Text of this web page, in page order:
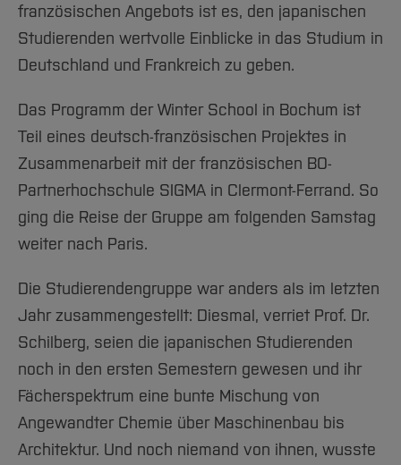
französischen Angebots ist es, den japanischen
Studierenden wertvolle Einblicke in das Studium in
Deutschland und Frankreich zu geben.
Das Programm der Winter School in Bochum ist
Teil eines deutsch-französischen Projektes in
Zusammenarbeit mit der französischen BO-
Partnerhochschule SIGMA in Clermont-Ferrand. So
ging die Reise der Gruppe am folgenden Samstag
weiter nach Paris.
Die Studierendengruppe war anders als im letzten
Jahr zusammengestellt: Diesmal, verriet Prof. Dr.
Schilberg, seien die japanischen Studierenden
noch in den ersten Semestern gewesen und ihr
Fächerspektrum eine bunte Mischung von
Angewandter Chemie über Maschinenbau bis
Architektur. Und noch niemand von ihnen, wusste